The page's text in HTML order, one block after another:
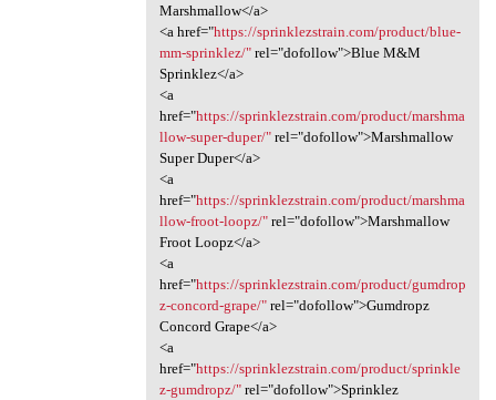
Marshmallow</a>
<a href="https://sprinklezstrain.com/product/blue-
mm-sprinklez/"rel="dofollow">Blue M&M
Sprinklez</a>
<a
href="https://sprinklezstrain.com/product/marshma
llow-super-duper/"rel="dofollow">Marshmallow
Super Duper</a>
<a
href="https://sprinklezstrain.com/product/marshma
llow-froot-loopz/"rel="dofollow">Marshmallow
Froot Loopz</a>
<a
href="https://sprinklezstrain.com/product/gumdrop
z-concord-grape/"rel="dofollow">Gumdropz
Concord Grape</a>
<a
href="https://sprinklezstrain.com/product/sprinkle
z-gumdropz/"rel="dofollow">Sprinklez